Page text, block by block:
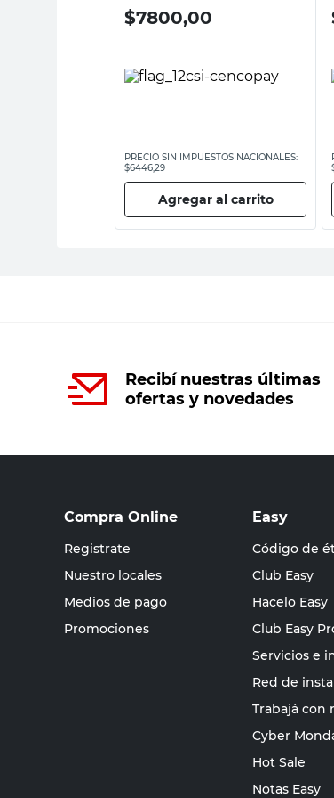
$7800,00
PRECIO SIN IMPUESTOS NACIONALES:
$6446,29
Agregar al carrito
Recibí nuestras últimas
ofertas y novedades
Compra Online
Registrate
Nuestro locales
Medios de pago
Promociones
Easy
Código de
Club Easy
Hacelo Easy
Club Easy
Servicios e
Red de
Trabajá con
Cyber
Hot Sale
Notas Easy